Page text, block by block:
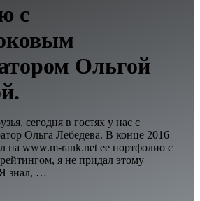
с
Ольгой
сегодня в гостях у нас с
Ольга Лебедева. В конце 2016
на www.m-rank.net ее портфолио с
я не придал этому
Я знал, …